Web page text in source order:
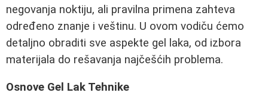
negovanja noktiju, ali pravilna primena zahteva
određeno znanje i veštinu. U ovom vodiču ćemo
detaljno obraditi sve aspekte gel laka, od izbora
materijala do rešavanja najčešćih problema.
Osnove Gel Lak Tehnike